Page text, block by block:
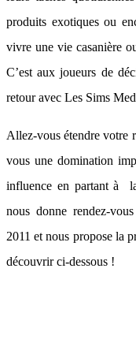
produits exotiques ou
vivre une vie casanière
C’est aux joueurs de
retour avec Les Sims
Allez-vous étendre votre
vous une domination
influence en partant à
nous donne rendez-
2011 et nous propose la
découvrir ci-dessous !